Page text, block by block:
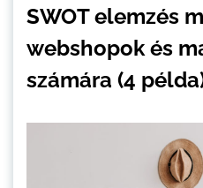
SWOT elemzés
webshopok és
számára (4